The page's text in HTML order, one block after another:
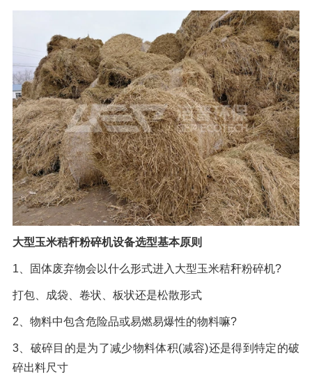
大型玉米秸秆粉碎机设备选型基本原则
1、固体废弃物会以什么形式进入大型玉米秸秆粉碎机?
打包、成袋、卷状、板状还是松散形式
2、物料中包含危险品或易燃易爆性的物料嘛?
3、破碎目的是为了减少物料体积(减容)还是得到特定的破
碎出料尺寸